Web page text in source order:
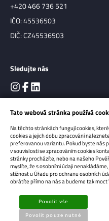
+420 466 736 521
IČO: 45536503
DIČ: CZ45536503
Sledujte nás
Copyright 2026OPTIMA
Sun-shop
Tato webová stránka používá
Na těchto stránkách fungují cookies,
cookies a jejich dobu zpracování
preferovanou variantu. Pokud byste nás
v souvislosti se zpracováním cookies
stránky procházíte, nebo na našeho
myslíte, že s osobními údaji
stížnost u Úřadu pro ochranu osobních
obrátíte přímo na nás a budeme tak
Povolit vše
Povolit pouze nutné